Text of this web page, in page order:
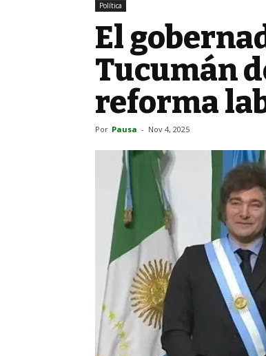
Política
El
Tucumán
reforma
Por Pausa - Nov 4, 2025